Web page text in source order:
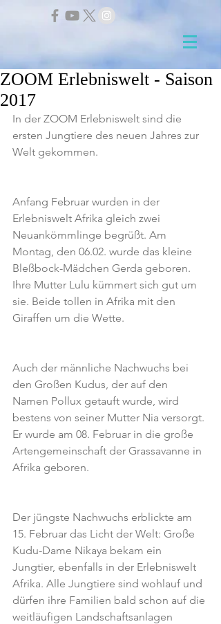
ZOOM Erlebniswelt - Saison
2017
In der ZOOM Erlebniswelt sind die
ersten Jungtiere des neuen Jahres zur
Welt gekommen.
Anfang Februar wurden in der
Erlebniswelt Afrika gleich zwei
Neuankömmlinge begrüßt. Am
Montag, den 06.02. wurde das kleine
Bleßbock-Mädchen Gerda geboren.
Ihre Mutter Lulu kümmert sich gut um
sie. Beide tollen in Afrika mit den
Giraffen um die Wette.
Auch der männliche Nachwuchs bei
den Großen Kudus, der auf den
Namen Pollux getauft wurde, wird
bestens von seiner Mutter Nia versorgt.
Er wurde am 08. Februar in die große
Artengemeinschaft der Grassavanne in
Afrika geboren.
Der jüngste Nachwuchs erblickte am
15. Februar das Licht der Welt: Große
Kudu-Dame Nikaya bekam ein
Jungtier, ebenfalls in der Erlebniswelt
Afrika. Alle Jungtiere sind wohlauf und
dürfen ihre Familien bald schon auf die
weitläufigen Landschaftsanlagen